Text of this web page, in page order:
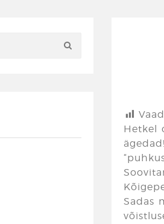
Hetkel
Sadas